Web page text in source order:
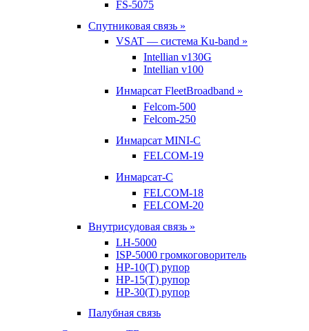
FS-5075
Спутниковая связь »
VSAT — система Ku-band »
Intellian v130G
Intellian v100
Инмарсат FleetBroadband »
Felcom-500
Felcom-250
Инмарсат MINI-C
FELCOM-19
Инмарсат-С
FELCOM-18
FELCOM-20
Внутрисудовая связь »
LH-5000
ISP-5000 громкоговоритель
HP-10(T) рупор
HP-15(T) рупор
HP-30(T) рупор
Палубная связь